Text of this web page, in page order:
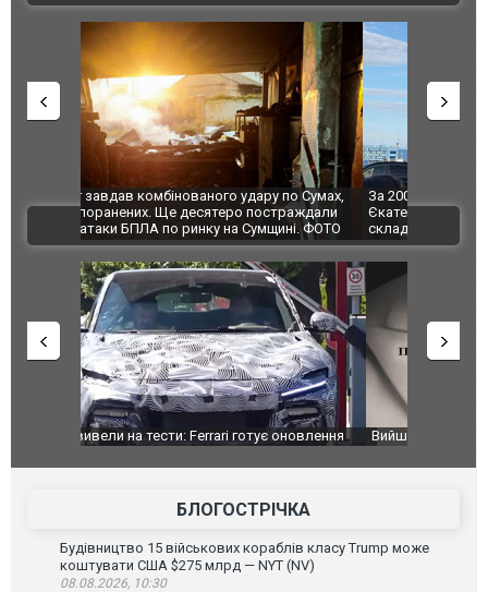
За 2000 кілометрів від кордону з Україною: в
Єкатеринбурзі після атаки дронів загорівся
склад Wildberries. ФОТО. ВІДЕО
"Мої
ВІДЕО
Вийшов трейлер нової екранізації легендарного
БЛОГОСТРІЧКА
Будівництво 15 військових кораблів класу Trump може
коштувати США $275 млрд — NYT (NV)
08.08.2026, 10:30